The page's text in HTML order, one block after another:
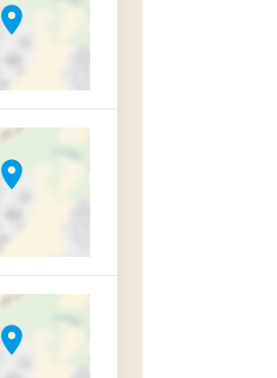
location_on
location_on
location_on